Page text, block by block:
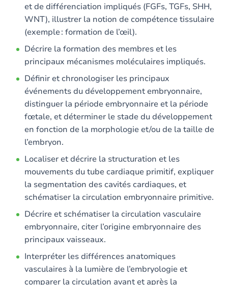
et de différenciation impliqués (FGFs, TGFs, SHH,
WNT), illustrer la notion de compétence tissulaire
(exemple : formation de l’œil).
Décrire la formation des membres et les
principaux mécanismes moléculaires impliqués.
Définir et chronologiser les principaux
événements du développement embryonnaire,
distinguer la période embryonnaire et la période
fœtale, et déterminer le stade du développement
en fonction de la morphologie et/ou de la taille de
l’embryon.
Localiser et décrire la structuration et les
mouvements du tube cardiaque primitif, expliquer
la segmentation des cavités cardiaques, et
schématiser la circulation embryonnaire primitive.
Décrire et schématiser la circulation vasculaire
embryonnaire, citer l’origine embryonnaire des
principaux vaisseaux.
Interpréter les différences anatomiques
vasculaires à la lumière de l’embryologie et
comparer la circulation avant et après la